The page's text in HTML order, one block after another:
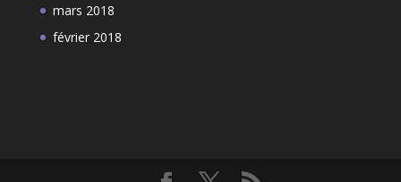
mars 2018
février 2018